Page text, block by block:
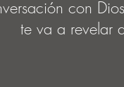
con
te va a revelar